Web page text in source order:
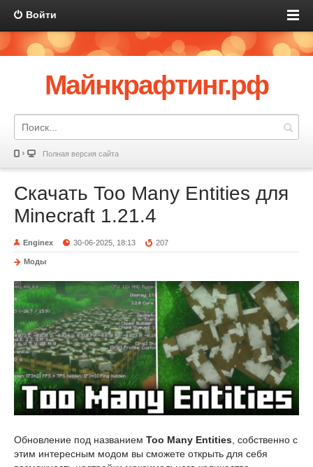
Войти
Майнкрафтинг.рф
Полная версия сайта
Скачать Too Many Entities для
Minecraft 1.21.4
Enginex 30-06-2025, 18:13 207
Моды
Обновление под названием Too Many Entities, собственно с
этим интересным модом вы сможете открыть для себя